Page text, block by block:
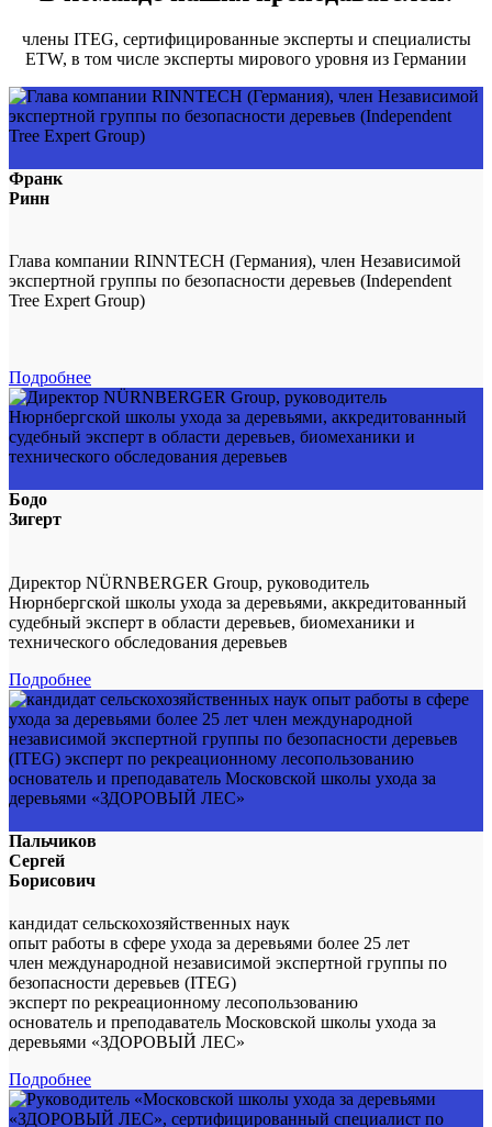
члены ITEG, сертифицированные эксперты и специалисты
ETW, в том числе эксперты мирового уровня из Германии
Франк
Ринн
Глава компании RINNTECH (Германия), член Независимой
экспертной группы по безопасности деревьев (Independent
Tree Expert Group)
Подробнее
Бодо
Зигерт
Директор NÜRNBERGER Group, руководитель
Нюрнбергской школы ухода за деревьями, аккредитованный
судебный эксперт в области деревьев, биомеханики и
технического обследования деревьев
Подробнее
Пальчиков
Сергей
Борисович
кандидат сельскохозяйственных наук
опыт работы в сфере ухода за деревьями более 25 лет
член международной независимой экспертной группы по
безопасности деревьев (ITEG)
эксперт по рекреационному лесопользованию
основатель и преподаватель Московской школы ухода за
деревьями «ЗДОРОВЫЙ ЛЕС»
Подробнее